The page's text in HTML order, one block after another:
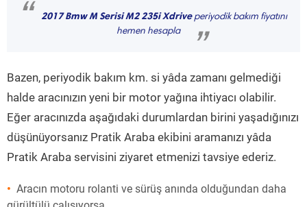
“ 2017 Bmw M Serisi M2 235i Xdriveperiyodik bakım fiyatını
hemen hesapla
”
Bazen, periyodik bakım km. si yâda zamanı gelmediği
halde aracınızın yeni bir motor yağına ihtiyacı olabilir.
Eğer aracınızda aşağıdaki durumlardan birini yaşadığınızı
düşünüyorsanız Pratik Araba ekibini aramanızı yâda
Pratik Araba servisini ziyaret etmenizi tavsiye ederiz.
Aracın motoru rolanti ve sürüş anında olduğundan daha